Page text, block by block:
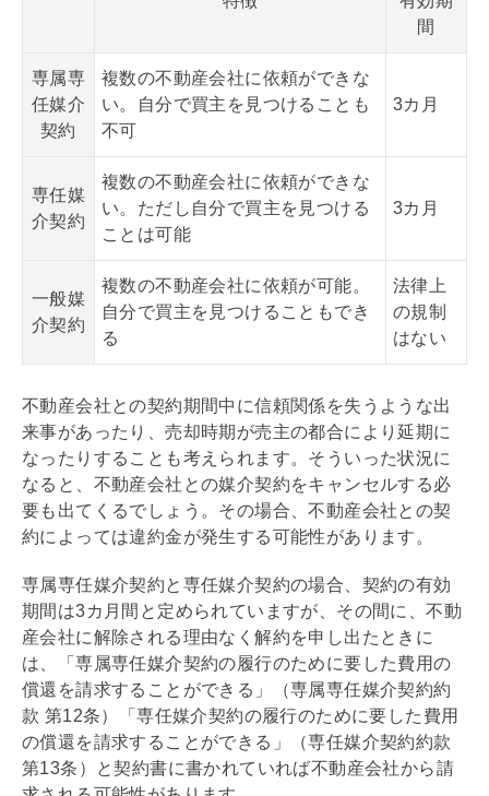
間
専属専
任媒介
契約
複数の不動産会社に依頼ができな
い。自分で買主を見つけることも
不可
3カ月
専任媒
介契約
複数の不動産会社に依頼ができな
い。ただし自分で買主を見つける
ことは可能
3カ月
一般媒
介契約
複数の不動産会社に依頼が可能。
自分で買主を見つけることもでき
る
法律上
の規制
はない
不動産会社との契約期間中に信頼関係を失うような出
来事があったり、売却時期が売主の都合により延期に
なったりすることも考えられます。そういった状況に
なると、不動産会社との媒介契約をキャンセルする必
要も出てくるでしょう。その場合、不動産会社との契
約によっては違約金が発生する可能性があります。
専属専任媒介契約と 専任媒介契約の場合、契約の有効
期間は3カ月間と定められていますが、その間に、不動
産会社に解除される理由なく解約を申し出たときに
は、「専属専任媒介契約の履行のために要した費用の
償還を請求することができる」（専属専任媒介契約約
款 第12条）「専任媒介契約の履行のために要した費用
の償還を請求することができる」（専任媒介契約約款
第13条）と契約書に書かれていれば不動産会社から請